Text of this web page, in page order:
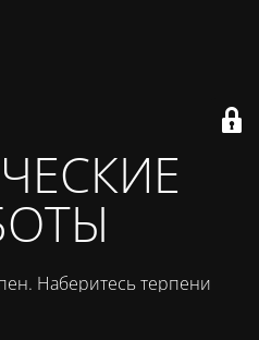
Наберитесь терпения